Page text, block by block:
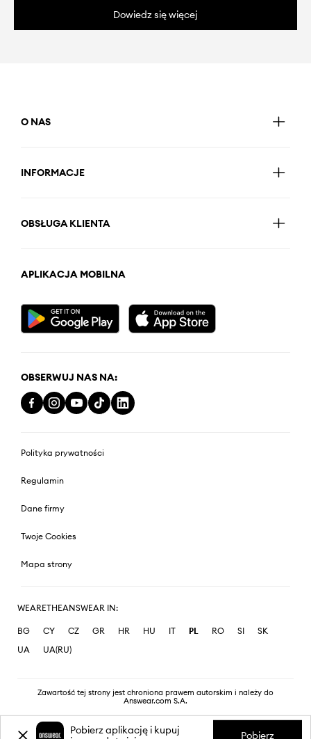
Dowiedz się więcej
O NAS
INFORMACJE
OBSŁUGA KLIENTA
APLIKACJA MOBILNA
OBSERWUJ NAS NA:
Polityka prywatności
Regulamin
Dane firmy
Twoje Cookies
Mapa strony
WEARETHEANSWEAR IN:
BG CY CZ GR HR HU IT PL RO SI
SK
UA
UA(RU)
Zawartość tej strony jest chroniona prawem autorskim i należy do
Answear.com S.A.
Pobierz aplikację i kupuj
Pobierz